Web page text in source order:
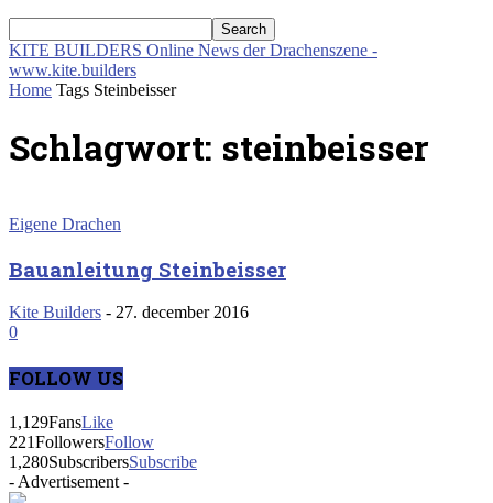
KITE BUILDERS Online News der Drachenszene -
www.kite.builders
Home Tags Steinbeisser
Schlagwort: steinbeisser
Eigene Drachen
Bauanleitung Steinbeisser
Kite Builders - 27. december 2016
0
FOLLOW US
1,129FansLike
221FollowersFollow
1,280SubscribersSubscribe
- Advertisement -